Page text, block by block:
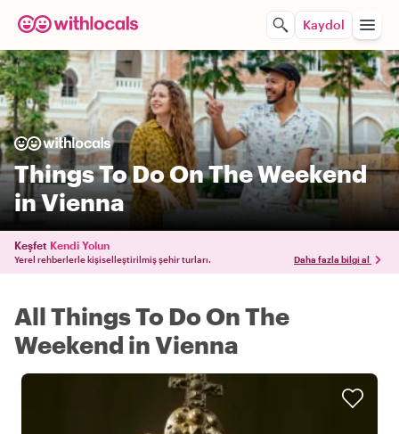
Kaydol
Things To Do On The Weekend
in Vienna
Keşfet Kendi Yolun
Yerel rehberlerle kişiselleştirilmiş şehir turları. Daha fazla bilgi al
All Things To Do On The
Weekend in Vienna